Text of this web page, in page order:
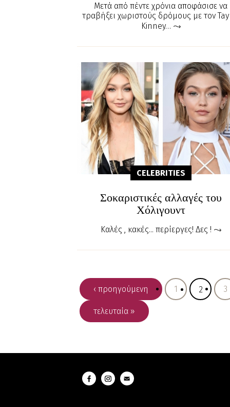
Μετά από πέντε χρόνια αποφάσισε να
τραβήξει χωριστούς δρόμους με τον
Kinney…
CELEBRITIES
Σοκαριστικές αλλαγές του
Χόλιγουντ
Καλές , κακές... περίεργες! Δες !
‹ προηγούμενη 1 2 3
τελευταία »